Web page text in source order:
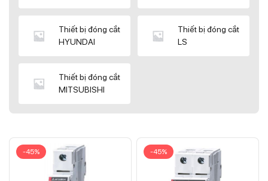
Thiết bị đóng cắt
HYUNDAI
Thiết bị đóng cắt
LS
Thiết bị đóng cắt
MITSUBISHI
-45% -45%